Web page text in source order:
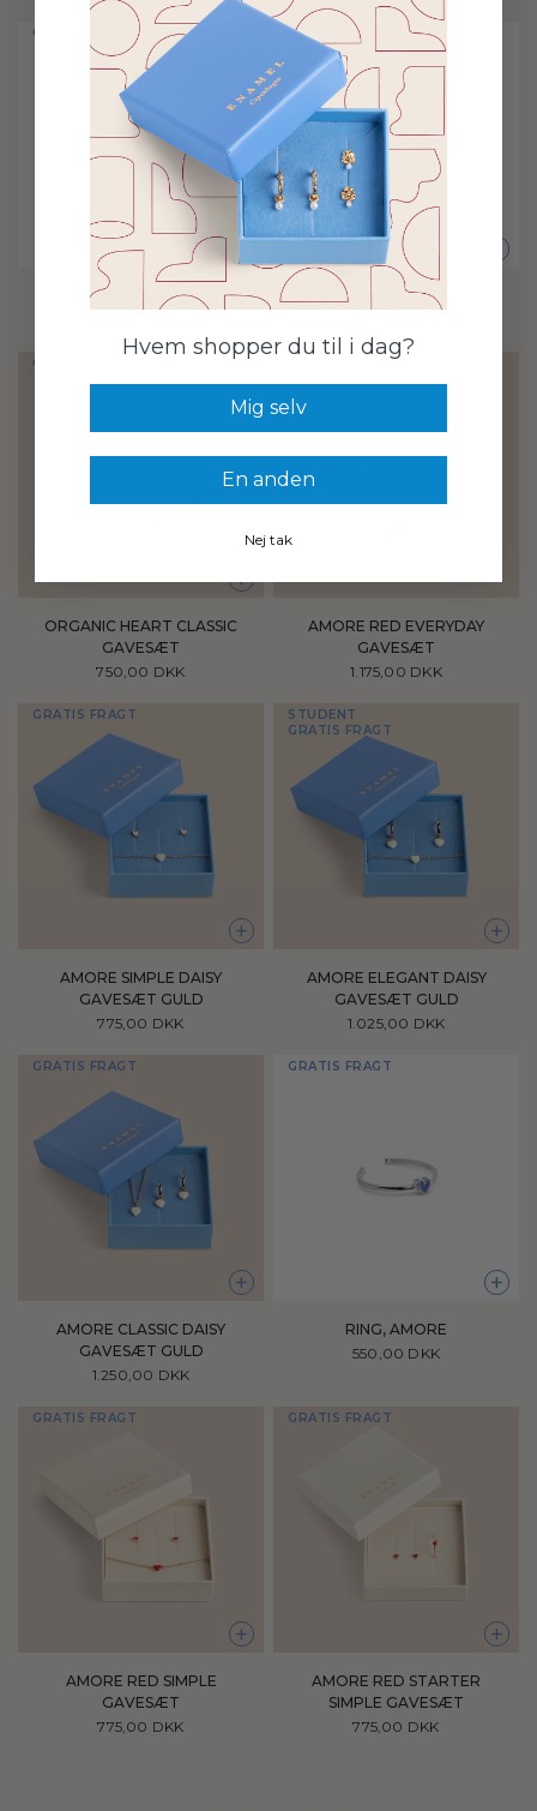
GRATIS FRAGT
+
RING, AMORE
GRATIS FRAGT
+
RING, AMORE
GRATIS FRAGT
+
ORGANIC HEART CLASSIC
GAVESÆT
750,00 DKK
GRATIS FRAGT
AMORE RED EVERYDAY
GAVESÆT
1.175,00 DKK
GRATIS FRAGT
+
AMORE SIMPLE DAISY
GAVESÆT GULD
775,00 DKK
STUDENT
GRATIS FRAGT
+
AMORE ELEGANT DAISY
GAVESÆT GULD
1.025,00 DKK
GRATIS FRAGT
+
AMORE CLASSIC DAISY
GAVESÆT GULD
1.250,00 DKK
GRATIS FRAGT
+
RING, AMORE
550,00 DKK
GRATIS FRAGT
+
AMORE RED SIMPLE
GAVESÆT
775,00 DKK
GRATIS FRAGT
+
AMORE RED STARTER
SIMPLE GAVESÆT
775,00 DKK
Hvem shopper du til i dag?
Mig selv
En anden
Nej tak